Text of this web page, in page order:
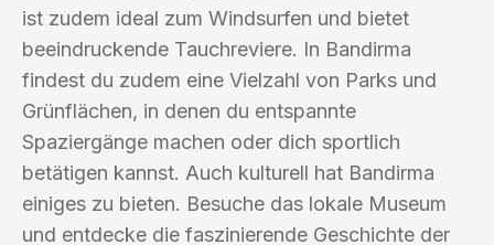
ist zudem ideal zum Windsurfen und bietet
beeindruckende Tauchreviere. In Bandirma
findest du zudem eine Vielzahl von Parks und
Grünflächen, in denen du entspannte
Spaziergänge machen oder dich sportlich
betätigen kannst. Auch kulturell hat Bandirma
einiges zu bieten. Besuche das lokale Museum
und entdecke die faszinierende Geschichte der